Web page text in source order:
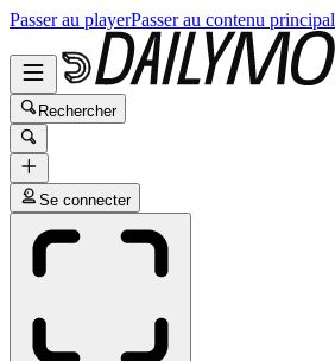
Passer au playerPasser au contenu principal
Rechercher
Se connecter